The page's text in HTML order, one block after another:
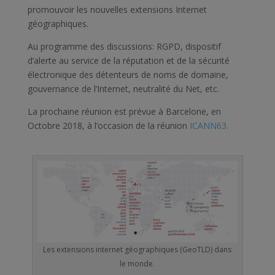
promouvoir les nouvelles extensions Internet
géographiques.
Au programme des discussions: RGPD, dispositif
d’alerte au service de la réputation et de la sécurité
électronique des détenteurs de noms de domaine,
gouvernance de l’Internet, neutralité du Net, etc.
La prochaine réunion est prévue à Barcelone, en
Octobre 2018, à l’occasion de la réunion ICANN63.
Les extensions internet géographiques (GeoTLD) dans
le monde.